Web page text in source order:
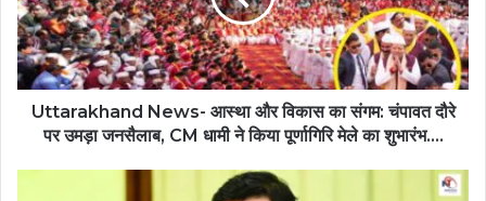
Uttarakhand News- आस्था और विकास का संगम: चंपावत दौरे
पर उमड़ा जनसैलाब, CM धामी ने किया पूर्णागिरि मेले का शुभारंभ….